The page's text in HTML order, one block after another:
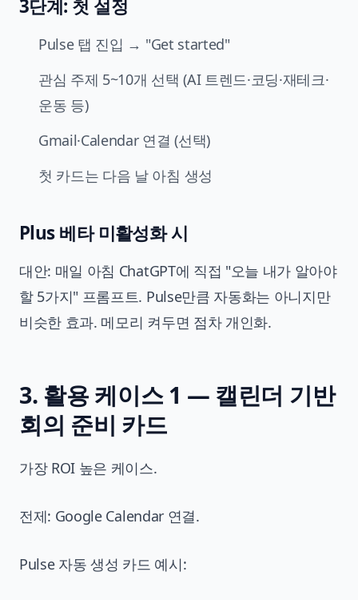
3단계: 첫 설정
Pulse 탭 진입 → "Get started"
관심 주제 5~10개 선택 (AI 트렌드·코딩·재테크·
운동 등)
Gmail·Calendar 연결 (선택)
첫 카드는 다음 날 아침 생성
Plus 베타 미활성화 시
대안: 매일 아침 ChatGPT에 직접 "오늘 내가 알아야
할 5가지" 프롬프트. Pulse만큼 자동화는 아니지만
비슷한 효과. 메모리 켜두면 점차 개인화.
3. 활용 케이스 1 — 캘린더 기반
회의 준비 카드
가장 ROI 높은 케이스.
전제: Google Calendar 연결.
Pulse 자동 생성 카드 예시: